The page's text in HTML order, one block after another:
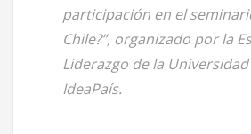
participación en el
Chile?”, organizado por la
Liderazgo de la
IdeaPaís.